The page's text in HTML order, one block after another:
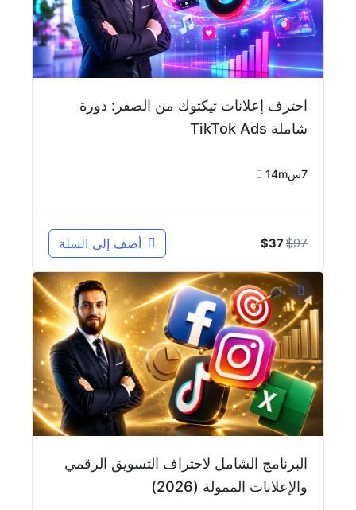
احترف إعلانات تيكتوك من الصفر: دورة
شاملة TikTok Ads
7س14m
$97
السعر
هو:
$97.
$37 السعر
هو:
$37.
أضف إلى السلة
البرنامج الشامل لاحتراف التسويق الرقمي
والإعلانات الممولة (2026)